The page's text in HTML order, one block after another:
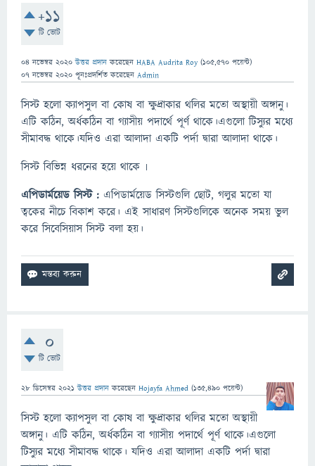
+11
টি ভোট
04 নভেম্বর 2020 উত্তর প্রদান করেছেন HABA Audrita Roy (105,570 পয়েন্ট)
07 নভেম্বর 2020 পূনঃপ্রদর্শিত করেছেন Admin
সিস্ট হলো ক্যাপসুল বা কোষ বা ক্ষুদ্রাকার থলির মতো অস্থায়ী অঙ্গানু।
এটি কঠিন, অর্ধকঠিন বা গ্যাসীয় পদার্থে পূর্ণ থাকে।এগুলো টিস্যুর মধ্যে
সীমাবদ্ধ থাকে।যদিও এরা আলাদা একটি পর্দা দ্বারা আলাদা থাকে।
সিস্ট বিভিন্ন ধরনের হয়ে থাকে ৷
এপিডার্ময়েড সিস্ট : এপিডার্ময়েড সিস্টগুলি ছোট, গলুর মতো যা
ত্বকের নীচে বিকাশ করে। এই সাধারণ সিস্টগুলিকে অনেক সময় ভুল
করে সিবেসিয়াস সিস্ট বলা হয়।
0
টি ভোট
28 ডিসেম্বর 2021 উত্তর প্রদান করেছেন Hojayfa Ahmed (135,490 পয়েন্ট)
সিস্ট হলো ক্যাপসুল বা কোষ বা ক্ষুদ্রাকার থলির মতো অস্থায়ী
অঙ্গানু। এটি কঠিন, অর্ধকঠিন বা গ্যাসীয় পদার্থে পূর্ণ থাকে।এগুলো
টিস্যুর মধ্যে সীমাবদ্ধ থাকে। যদিও এরা আলাদা একটি পর্দা দ্বারা